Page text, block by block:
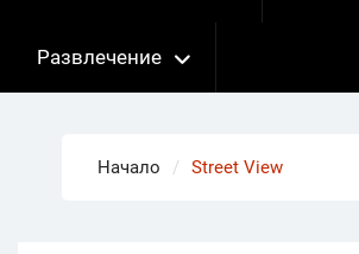
Развлечение
Начало Street View